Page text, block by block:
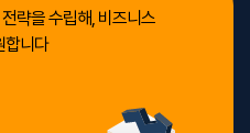
략을 수립해, 비즈니스
합니다